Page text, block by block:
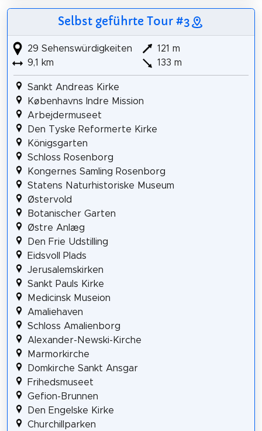
Selbst geführte Tour #3
29 Sehenswürdigkeiten
9,1 km
121 m
133 m
Sankt Andreas Kirke
Københavns Indre Mission
Arbejdermuseet
Den Tyske Reformerte Kirke
Königsgarten
Schloss Rosenborg
Kongernes Samling Rosenborg
Statens Naturhistoriske Museum
Østervold
Botanischer Garten
Østre Anlæg
Den Frie Udstilling
Eidsvoll Plads
Jerusalemskirken
Sankt Pauls Kirke
Medicinsk Museion
Amaliehaven
Schloss Amalienborg
Alexander-Newski-Kirche
Marmorkirche
Domkirche Sankt Ansgar
Frihedsmuseet
Gefion-Brunnen
Den Engelske Kirke
Churchillparken